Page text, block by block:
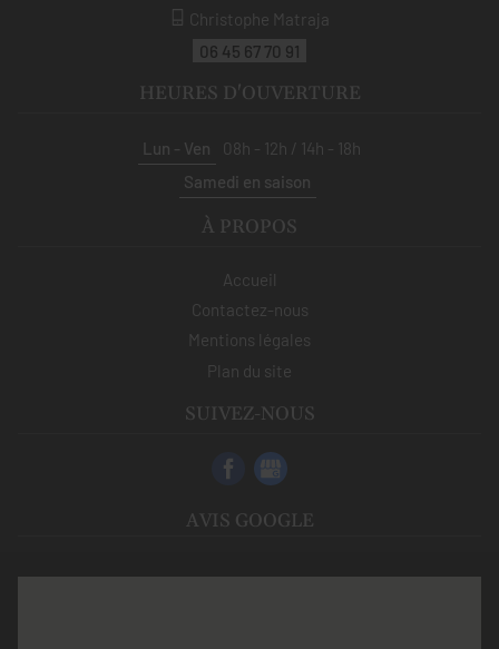
Christophe Matraja
06 45 67 70 91
AVIS GOOGLE
HEURES D'OUVERTURE
Lun - Ven
08h - 12h / 14h - 18h
Samedi en saison
À PROPOS
Accueil
Contactez-nous
Mentions légales
Plan du site
SUIVEZ-NOUS